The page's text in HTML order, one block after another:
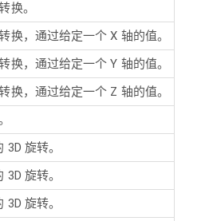
换。
换，通过给定一个 X 轴的值。
换，通过给定一个 Y 轴的值。
换，通过给定一个 Z 轴的值。
旋转。
旋转。
旋转。